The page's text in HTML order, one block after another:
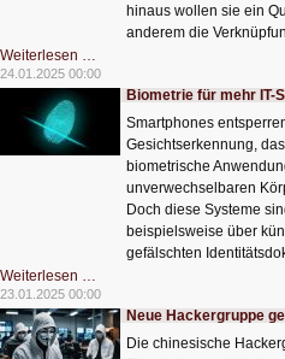
hinaus wollen sie ein
anderem die
Weiterlesen …
für
eine
sichere
24.01.2025 00:00
Biometrie für mehr IT-
Smartphones
Gesichtserkennung,
biometrische
unverwechselbaren
Doch diese Systeme
beispielsweise über
gefälschten
Weiterlesen …
für
mehr
IT-
Sicherheit
und
23.01.2025 00:00
Neue Hackergruppe
Die chinesische